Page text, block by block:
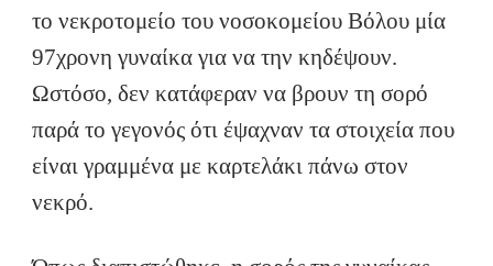
το νεκροτομείο του νοσοκομείου Βόλου μία
97χρονη γυναίκα για να την κηδέψουν.
Ωστόσο, δεν κατάφεραν να βρουν τη σορό
παρά το γεγονός ότι έψαχναν τα στοιχεία που
είναι γραμμένα με καρτελάκι πάνω στον
νεκρό.